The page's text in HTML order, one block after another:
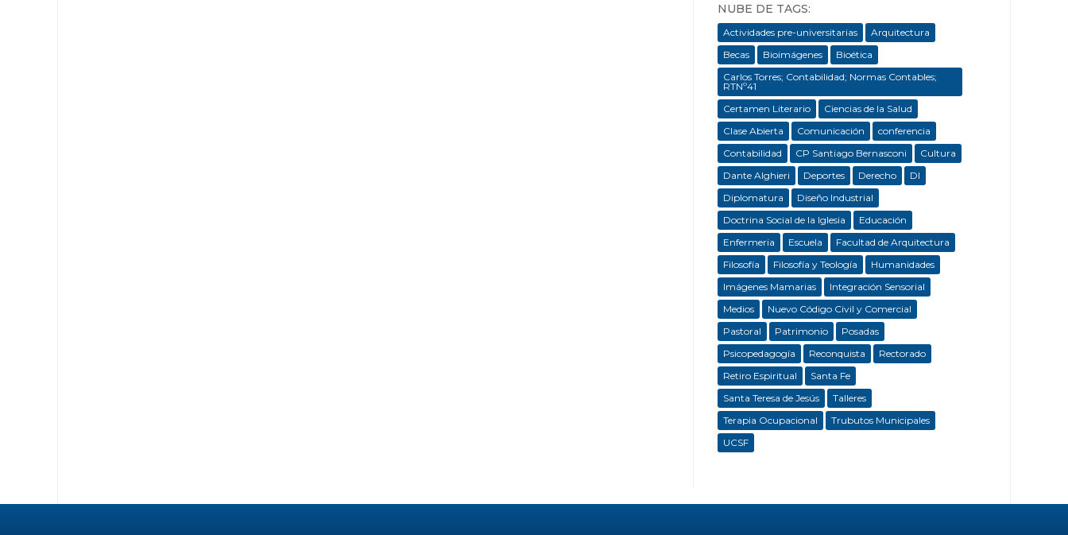
NUBE DE TAGS:
Actividades pre-universitarias
Arquitectura
Becas
Bioimágenes
Bioética
Carlos Torres; Contabilidad; Normas Contables;
RTNº41
Certamen Literario
Ciencias de la Salud
Clase Abierta
Comunicación
conferencia
Contabilidad
CP Santiago Bernasconi
Cultura
Dante Alghieri
Deportes Derecho
DI
Diplomatura
Diseño Industrial
Doctrina Social de la Iglesia
Educación
Enfermeria
Escuela
Facultad de Arquitectura
Filosofía
Filosofía y Teología
Humanidades
Imágenes Mamarias
Integración Sensorial
Medios
Nuevo Código Civil y Comercial
Pastoral
Patrimonio
Posadas
Psicopedagogía
Reconquista
Rectorado
Retiro Espiritual
Santa Fe
Santa Teresa de Jesús
Talleres
Terapia Ocupacional
Trubutos Municipales
UCSF